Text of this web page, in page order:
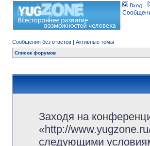
Вход
Сообщения без ответов | Активные темы
Список форумов
Заходя на
«http://
следующими